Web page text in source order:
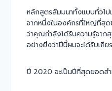
หลักสูตรสัมมนาทั้งแบบทั่วไป
จากหนึ่งในองค์กรที่ใหญ่ที่สุด
ว่าคุณกำลังได้รับความรู้จาก
อย่างยิ่งว่าปีนี้ผมจะได้รับเกี
ปี 2020 จะเป็นปีที่สุดยอดส